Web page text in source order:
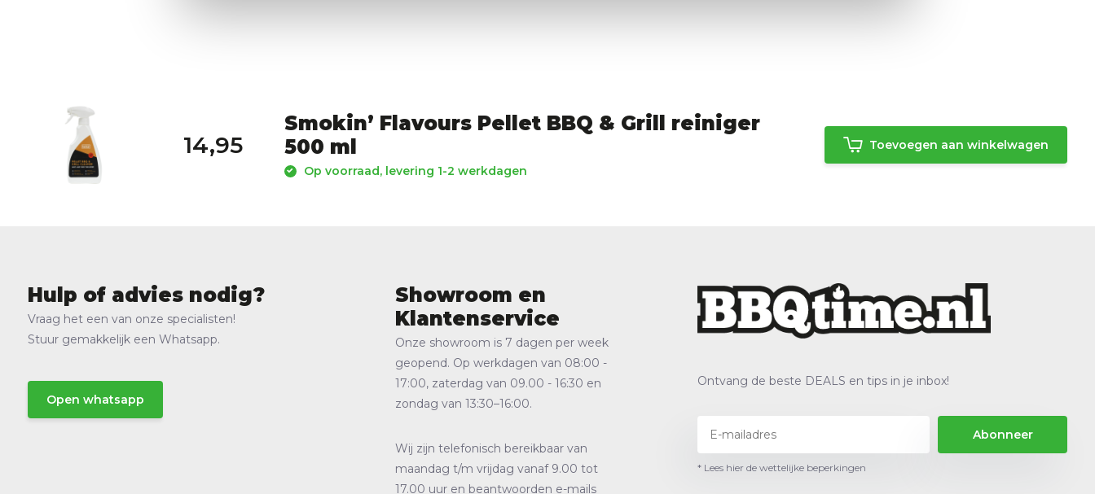
14,95
Smokin’ Flavours Pellet BBQ & Grill reiniger
500 ml
Op voorraad, levering 1-2 werkdagen
Toevoegen aan winkelwagen
Hulp of advies nodig?
Vraag het een van onze specialisten!
Stuur gemakkelijk een Whatsapp.
Open whatsapp
Showroom en
Klantenservice
Onze showroom is 7 dagen per week
geopend. Op werkdagen van 08:00 -
17:00, zaterdag van 09.00 - 16:30 en
zondag van 13:30–16:00.
Wij zijn telefonisch bereikbaar van
maandag t/m vrijdag vanaf 9.00 tot
17.00 uur en beantwoorden e-mails
Ontvang de beste DEALS en tips in je inbox!
Abonneer
* Lees hier de wettelijke beperkingen